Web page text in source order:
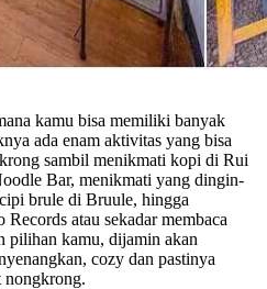
kamu bisa memiliki banyak
ada enam aktivitas yang bisa
sambil menikmati kopi di Rui
Bar, menikmati yang dingin-
brule di Bruule, hingga
atau sekadar membaca
pilihan kamu, dijamin akan
cozy dan pastinya
nongkrong.